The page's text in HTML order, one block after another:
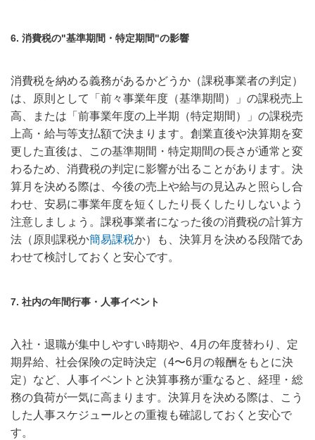
6. 消費税の"基準期間・特定期間"の影響
消費税を納める義務があるかどうか（課税事業者の判定）
は、原則として「前々事業年度（基準期間）」の課税売上
高、または「前事業年度の上半期（特定期間）」の課税売
上高・給与等支払額で決まります。創業直後や決算期を変
更した直後は、この基準期間・特定期間の長さが通常と変
わるため、消費税の判定に影響が出ることがあります。決
算月を決める際は、今後の売上や給与の見込みと照らし合
わせ、安易に事業年度を短くしたり長くしたりしないよう
注意しましょう。課税事業者になった後の消費税の計算方
法（原則課税か簡易課税か）も、決算月を決める段階であ
わせて検討しておくと安心です。
7. 社内の年間行事・人事イベント
入社・退職が集中しやすい時期や、4月の年度替わり、定
期昇給、社会保険の定時決定（4〜6月の報酬をもとに決
定）など、人事イベントと決算事務が重なると、経理・総
務の負荷が一気に高まります。決算月を決める際は、こう
した人事スケジュールとの重複も確認しておくと安心で
す。